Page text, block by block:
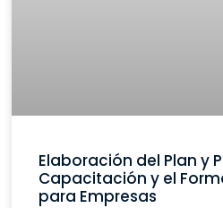
Elaboración del Plan y
Capacitación y el
para Empresas